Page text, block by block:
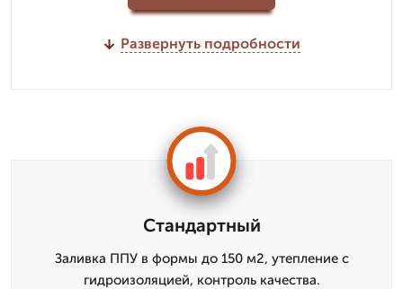
Развернуть подробности
Стандартный
Заливка ППУ в формы до 150 м2, утепление с
гидроизоляцией, контроль качества.